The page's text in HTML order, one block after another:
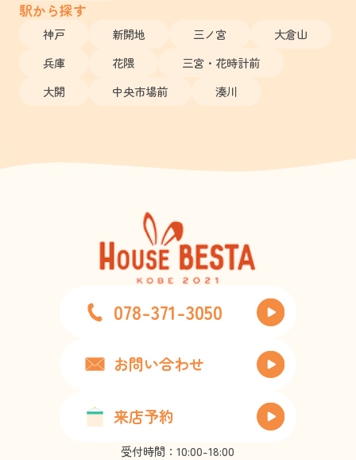
駅から探す
神戸 新開地 三ノ宮
大倉山
兵庫
花隈
三宮・花時計前
大開
中央市場前 湊川
078-371-3050
お問い合わせ
来店予約
受付時間：10:00-18:00